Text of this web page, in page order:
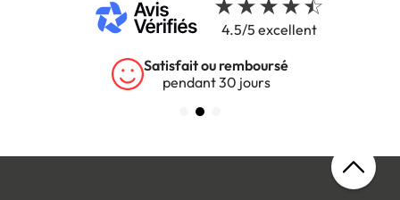
4.5/5 excellent
Satisfait ou remboursé
pendant 30 jours